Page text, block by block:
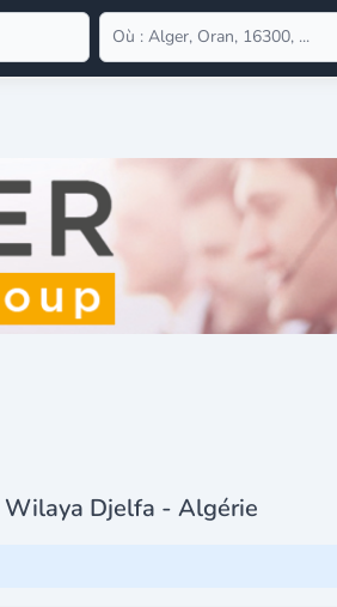
Djelfa - Algérie